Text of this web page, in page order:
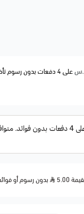
تعمل على إحكام إغلاق
على4دفعات بدون رسوم
بدون رسوم أو